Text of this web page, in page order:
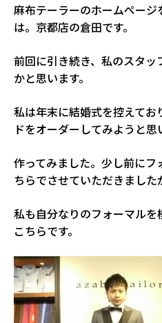
麻布テーラーのホームペー
は。京都店の倉田です。
前回に引き続き、私のスタッ
かと思います。
私は年末に結婚式を控えてお
ドをオーダーしてみようと思
作ってみました。少し前に
ちらでさせていただきました
私も自分なりのフォーマルを
こちらです。